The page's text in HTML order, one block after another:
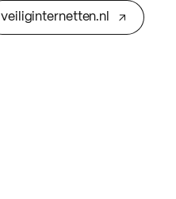
veiliginternetten.nl